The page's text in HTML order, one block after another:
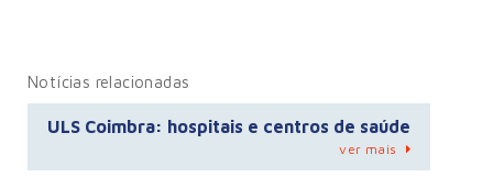
Notícias relacionadas
ULS Coimbra: hospitais e centros de saúde
ver mais